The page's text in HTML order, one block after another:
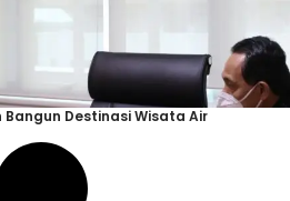
Destinasi Wisata Air